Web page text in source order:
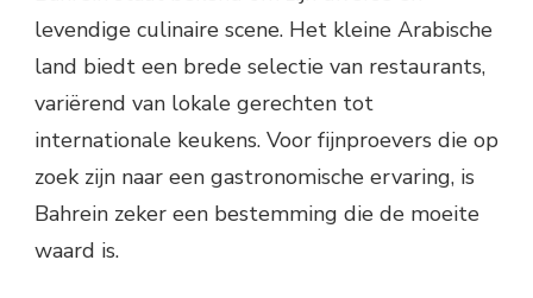
levendige culinaire scene. Het kleine Arabische
land biedt een brede selectie van restaurants,
variërend van lokale gerechten tot
internationale keukens. Voor fijnproevers die op
zoek zijn naar een gastronomische ervaring, is
Bahrein zeker een bestemming die de moeite
waard is.